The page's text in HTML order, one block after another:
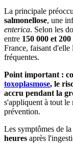
La principale
salmonellose, une
enterica. Selon les
entre 150 000 et 200
France, faisant
fréquentes.
Point important :
toxoplasmose, le
accru pendant la
s'appliquent à tout le
prévention.
Les symptômes de
heures après